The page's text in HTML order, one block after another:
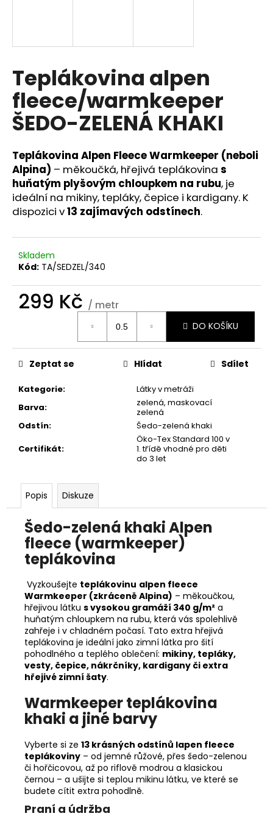
Teplákovina alpen
fleece/warmkeeper
ŠEDO-ZELENÁ KHAKI
Teplákovina Alpen Fleece Warmkeeper (neboli
Alpina) – měkoučká, hřejivá teplákovina s
huňatým plyšovým chloupkem na rubu, je
ideální na mikiny, tepláky, čepice i kardigany. K
dispozici v13 zajímavých odstínech.
Skladem
Kód: TA/SEDZEL/340
299 Kč / metr
DO KOŠÍKU
Kategorie:
Látky v metráži
Barva:
zelená, maskovací
zelená
Odstín:
Šedo-zelená khaki
Certifikát:
Öko-Tex Standard 100 v
1. třídě vhodné pro děti
do 3 let
Zeptat se Hlídat Sdílet
Popis Diskuze
Šedo-zelená khaki Alpen
fleece (warmkeeper)
teplákovina
Vyzkoušejte teplákovinu alpen fleece
Warmkeeper (zkráceně Alpina) – měkoučkou,
hřejivou látku s vysokou gramáží 340 g/m² a
huňatým chloupkem na rubu, která vás spolehlivě
zahřeje i v chladném počasí. Tato extra hřejivá
teplákovina je ideální jako zimní látka pro šití
pohodlného a teplého oblečení: mikiny, tepláky,
vesty, čepice, nákrčníky, kardigany či extra
hřejivé zimní šaty.
Warmkeeper teplákovina
khaki a jiné barvy
Vyberte si ze 13 krásných odstínů lapen fleece
teplákoviny – od jemné růžové, přes šedo-zelenou
či hořčicovou, až po riflově modrou a klasickou
černou – a ušijte si teplou mikinu látku, ve které se
budete cítit extra pohodlně.
Praní a údržba
í
?
D
o
o
u
č
u